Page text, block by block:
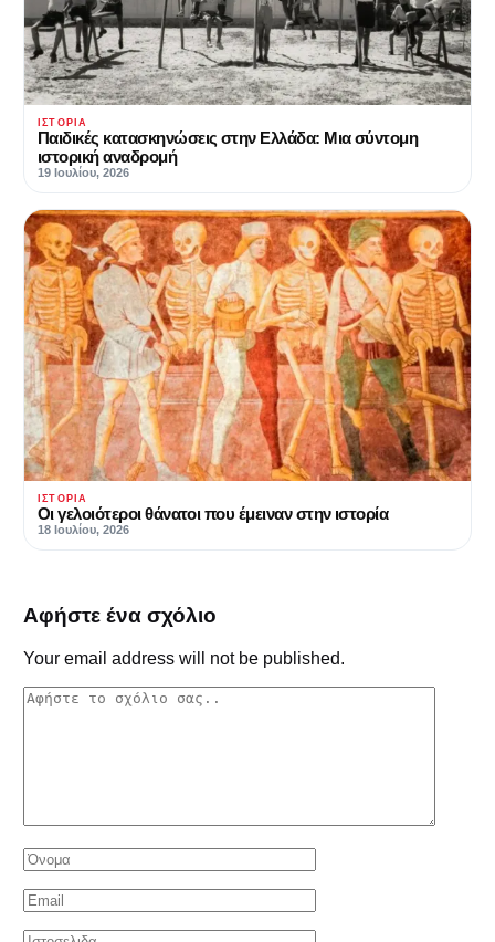
ΙΣΤΟΡΊΑ
Παιδικές κατασκηνώσεις στην Ελλάδα: Μια σύντομη
ιστορική αναδρομή
19 Ιουλίου, 2026
ΙΣΤΟΡΊΑ
Οι γελοιότεροι θάνατοι που έμειναν στην ιστορία
18 Ιουλίου, 2026
Αφήστε ένα σχόλιο
Your email address will not be published.